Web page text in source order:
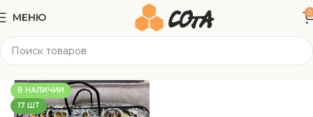
МЕНЮ 0
Текстиль
В НАЛИЧИИ
17 ШТ